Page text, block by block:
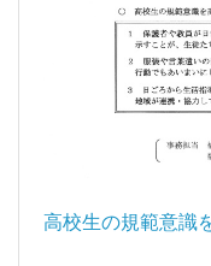
高校生の規範意識